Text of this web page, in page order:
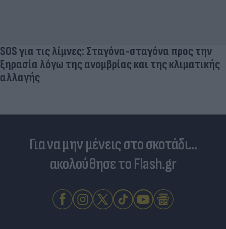
SOS για τις λίμνες: Σταγόνα-σταγόνα προς την
ξηρασία λόγω της ανομβρίας και της κλιματικής
αλλαγής
Για να μην μένεις στο σκοτάδι...
ακολούθησε το Flash.gr